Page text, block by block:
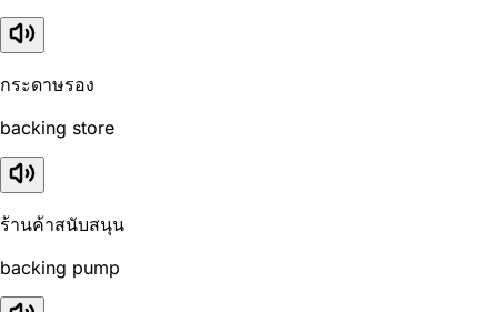
กระดาษรอง
backing store
ร้านค้าสนับสนุน
backing pump